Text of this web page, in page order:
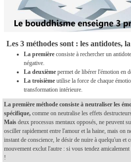
Les 3 méthodes sont : les antidotes,
La première consiste à rechercher un
négative.
La deuxième permet de libérer l'émotion en
La troisième utilise la force de chaque
transformation intérieure.
La première méthode consiste à neutraliser les
spécifique, comme on neutralise les effets
Mais deux processus mentaux opposés, ne peuvent
osciller rapidement entre l'amour et la haine, mais on
instant de conscience, le désir de nuire à quelqu'un et
mouvement exclut l'autre : si vous tendez
!